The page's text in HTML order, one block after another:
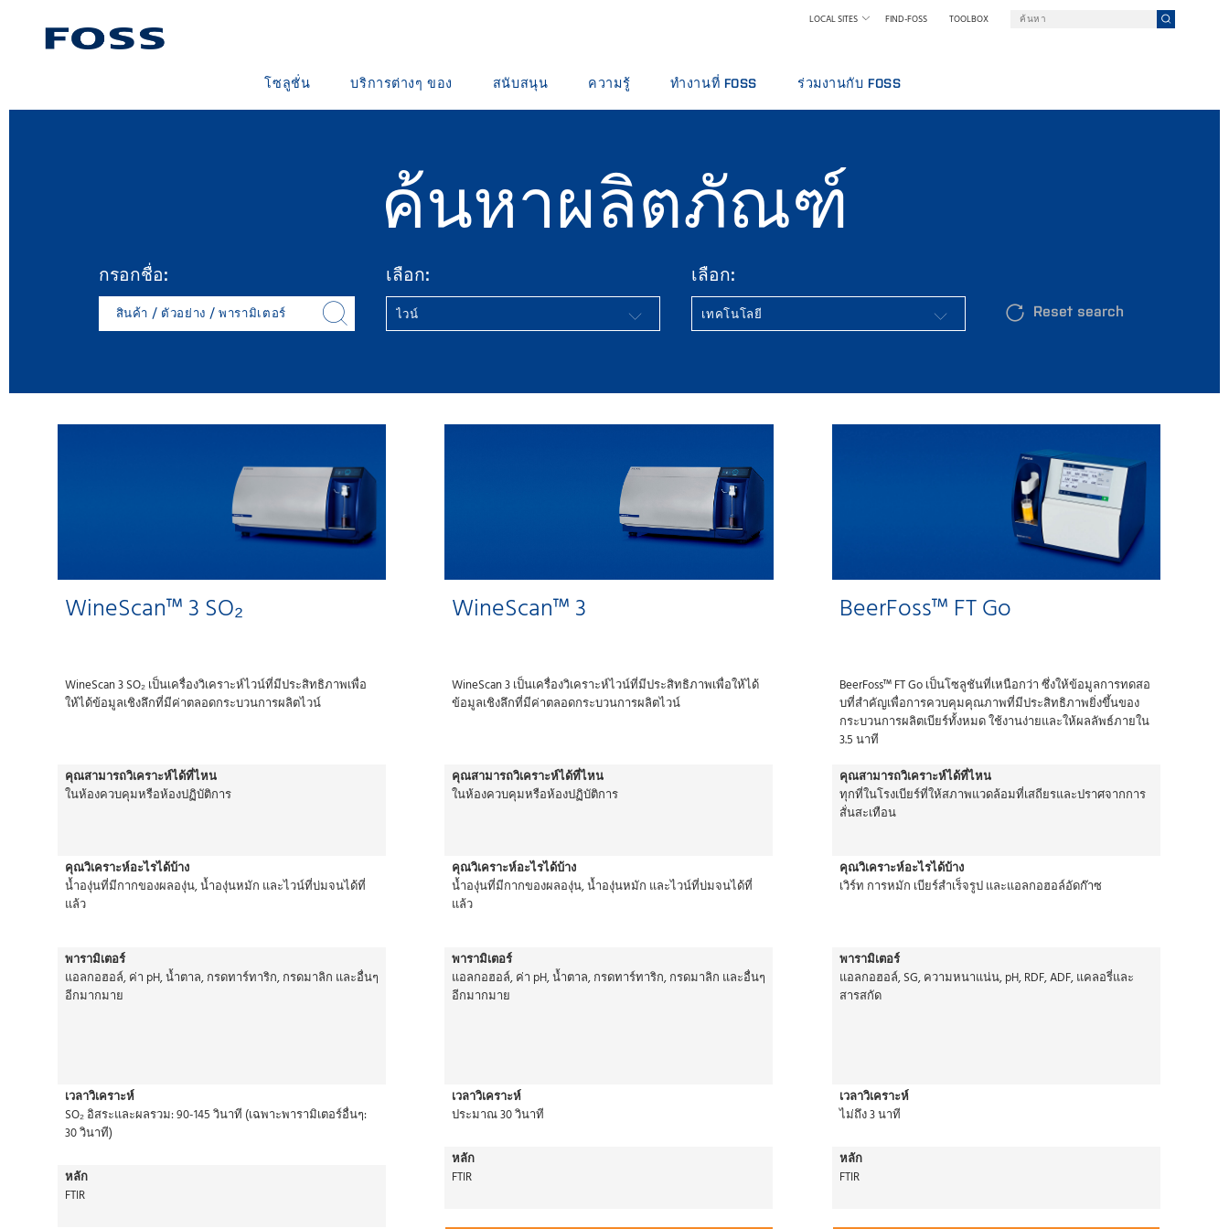
LOCAL SITES FIND-FOSS TOOLBOX
โซลูชั่น บริการต่างๆ ของ
หลักสูตรการฝึกอบรม
บริการด้านดิจิทัล
วัสดุสิ้นเปลือง สารทําปฏิกิริยา และชิ้นส่วนอะไหล่
สนับสนุน
ข้อเสนอแนะและการร้องเรียน
หลักสูตรการฝึกอบรม
ความรู้
เมล็ดพืช
ห้องปฏิบัติการ
เนื้อ
ทำงานที่ FOSS
พบกับทีมของเรา
วิทยาศาสตร์และเทคโนโลยี FOSS
STUDENTS
ร่วมงานกับ FOSS
NEWSROOM
ทีมงานของเรา
นวัตกรรม
ค้นหาผลิตภัณฑ์
กรอกชื่อ:
สินค้า / ตัวอย่าง / พารามิเตอร์
เลือก: เลือก:
Reset search
WineScan™ 3 SO₂
WineScan 3 SO₂ เป็นเครื่องวิเคราะห์ไวน์ที่มีประสิทธิภาพเพื่อ
ให้ได้ข้อมูลเชิงลึกที่มีค่าตลอดกระบวนการผลิตไวน์
คุณสามารถวิเคราะห์ได้ที่ไหน
ในห้องควบคุมหรือห้องปฏิบัติการ
คุณวิเคราะห์อะไรได้บ้าง
น้ำองุ่นที่มีกากของผลองุ่น, น้ำองุ่นหมัก และไวน์ที่บ่มจนได้ที่
แล้ว
พารามิเตอร์
แอลกอฮอล์, ค่า pH, น้ำตาล, กรดทาร์ทาริก, กรดมาลิก และอื่นๆ
อีกมากมาย
เวลาวิเคราะห์
SO₂ อิสระและผลรวม: 90-145 วินาที (เฉพาะพารามิเตอร์อื่นๆ:
30 วินาที)
หลัก
FTIR
WineScan™ 3
WineScan 3 เป็นเครื่องวิเคราะห์ไวน์ที่มีประสิทธิภาพเพื่อให้ได้
ข้อมูลเชิงลึกที่มีค่าตลอดกระบวนการผลิตไวน์
คุณสามารถวิเคราะห์ได้ที่ไหน
ในห้องควบคุมหรือห้องปฏิบัติการ
คุณวิเคราะห์อะไรได้บ้าง
น้ำองุ่นที่มีกากของผลองุ่น, น้ำองุ่นหมัก และไวน์ที่บ่มจนได้ที่
แล้ว
พารามิเตอร์
แอลกอฮอล์, ค่า pH, น้ำตาล, กรดทาร์ทาริก, กรดมาลิก และอื่นๆ
อีกมากมาย
เวลาวิเคราะห์
ประมาณ 30 วินาที
หลัก
FTIR
BeerFoss™ FT Go
BeerFoss™ FT Go เป็นโซลูชันที่เหนือกว่า ซึ่งให้ข้อมูลการทดสอ
บที่สําคัญเพื่อการควบคุมคุณภาพที่มีประสิทธิภาพยิ่งขึ้นของ
กระบวนการผลิตเบียร์ทั้งหมด ใช้งานง่ายและให้ผลลัพธ์ภายใน
3.5 นาที
คุณสามารถวิเคราะห์ได้ที่ไหน
ทุกที่ในโรงเบียร์ที่ให้สภาพแวดล้อมที่เสถียรและปราศจากการ
สั่นสะเทือน
คุณวิเคราะห์อะไรได้บ้าง
เวิร์ท การหมัก เบียร์สําเร็จรูป และแอลกอฮอล์อัดก๊าซ
พารามิเตอร์
แอลกอฮอล์, SG, ความหนาแน่น, pH, RDF, ADF, แคลอรี่และ
สารสกัด
เวลาวิเคราะห์
ไม่ถึง 3 นาที
หลัก
FTIR